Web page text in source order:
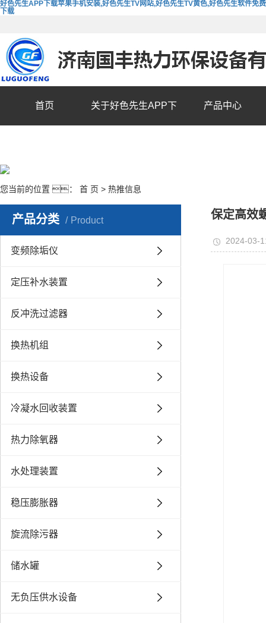
好色先生APP下载苹果手机安装,好色先生TV网站,好色先生TV黄色,好色先生软件免费
下载
首页 关于好色先生APP下 产品中心
您当前的位置 ： 首 页 > 热推信息
产品分类 Product
变频除垢仪
定压补水装置
反冲洗过滤器
换热机组
换热设备
冷凝水回收装置
热力除氧器
水处理装置
稳压膨胀器
旋流除污器
储水罐
无负压供水设备
保定高效
2024-03-